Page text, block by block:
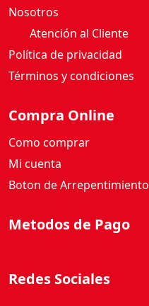
Nosotros
Atención al Cliente
Política de privacidad
Términos y condiciones
Compra Online
Como comprar
Mi cuenta
Boton de Arrepentimiento
Metodos de Pago
Redes Sociales